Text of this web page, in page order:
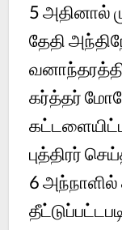
5அதினால்
தேதி
கர்த்தர்
புத்திரர்
6அந்நாளில்